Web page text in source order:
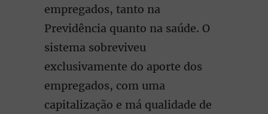
empregados, tanto na
Previdência quanto na saúde. O
sistema sobreviveu
exclusivamente do aporte dos
empregados, com uma
capitalização e má qualidade de